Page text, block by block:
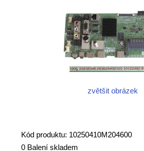
zvětšit obrázek
Kód produktu: 10250410M204600
0 Balení skladem